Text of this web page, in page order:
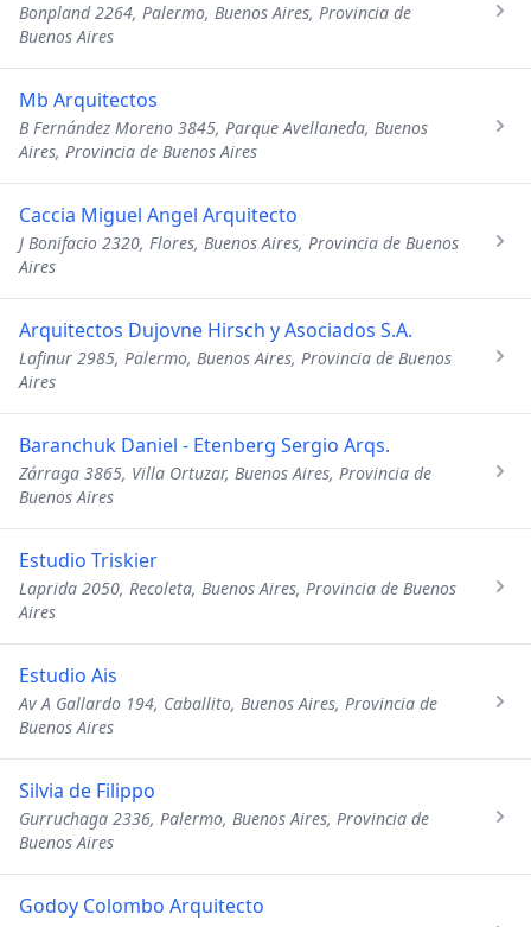
Bonpland 2264, Palermo, Buenos Aires, Provincia de
Buenos Aires
Mb Arquitectos
B Fernández Moreno 3845, Parque Avellaneda, Buenos
Aires, Provincia de Buenos Aires
Caccia Miguel Angel Arquitecto
J Bonifacio 2320, Flores, Buenos Aires, Provincia de Buenos
Aires
Arquitectos Dujovne Hirsch y Asociados S.A.
Lafinur 2985, Palermo, Buenos Aires, Provincia de Buenos
Aires
Baranchuk Daniel - Etenberg Sergio Arqs.
Zárraga 3865, Villa Ortuzar, Buenos Aires, Provincia de
Buenos Aires
Estudio Triskier
Laprida 2050, Recoleta, Buenos Aires, Provincia de Buenos
Aires
Estudio Ais
Av A Gallardo 194, Caballito, Buenos Aires, Provincia de
Buenos Aires
Silvia de Filippo
Gurruchaga 2336, Palermo, Buenos Aires, Provincia de
Buenos Aires
Godoy Colombo Arquitecto